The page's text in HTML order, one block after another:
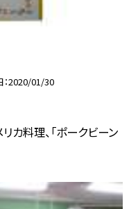
2020/01/30
料理、「ポークビーン